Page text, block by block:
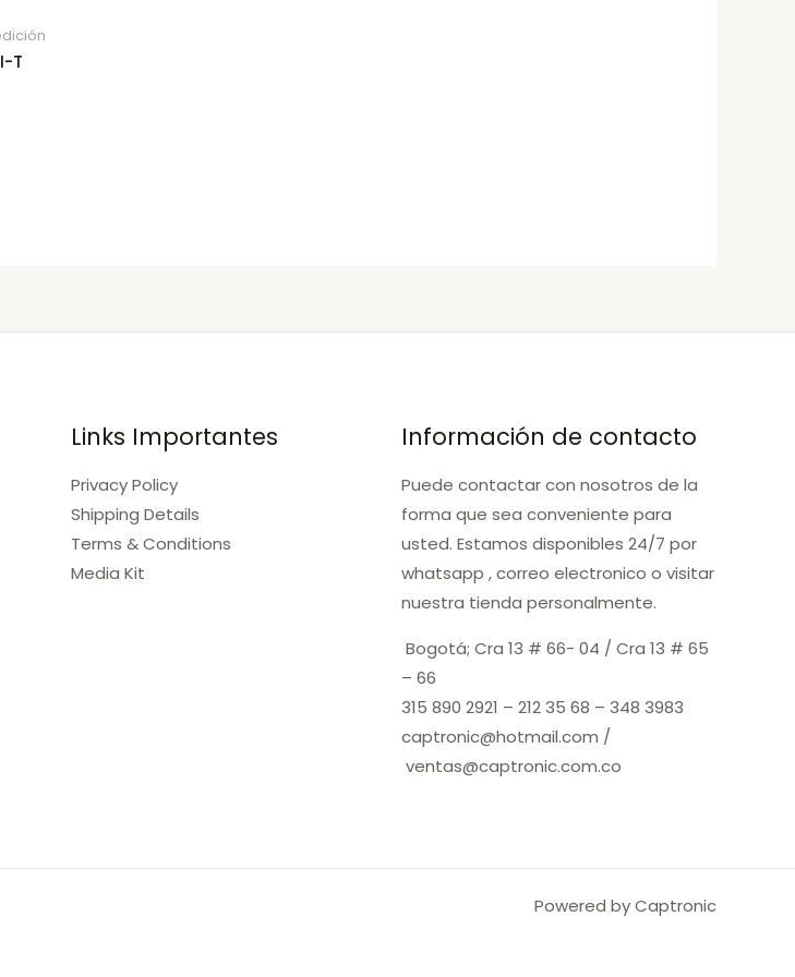
T
Links Importantes
Privacy Policy
Shipping Details
Terms & Conditions
Media Kit
Información de contacto
Puede contactar con nosotros de la
forma que sea conveniente para
usted. Estamos disponibles 24/7 por
whatsapp , correo electronico o visitar
nuestra tienda personalmente.
Bogotá; Cra 13 # 66- 04 / Cra 13 # 65
– 66
315 890 2921 – 212 35 68 – 348 3983
captronic@hotmail.com /
ventas@captronic.com.co
Powered by Captronic